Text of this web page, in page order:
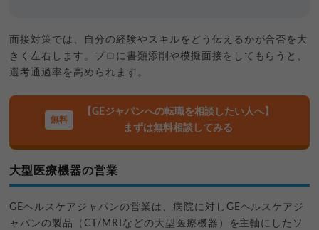
面接対策では、自分の経験やスキルをどう伝えるかが合否を大
きく左右します。プロに書類添削や模擬面接をしてもらうと、
選考通過率を高められます。
【GEジャパンへの転職を相談したい人へ】
まずは無料相談してみる
大型医療機器の営業
GEヘルスケアジャパンの営業は、病院に対しGEヘルスケアジ
ャパンの製品（CT/MRIなどの大型医療機器）を主軸にしたソ